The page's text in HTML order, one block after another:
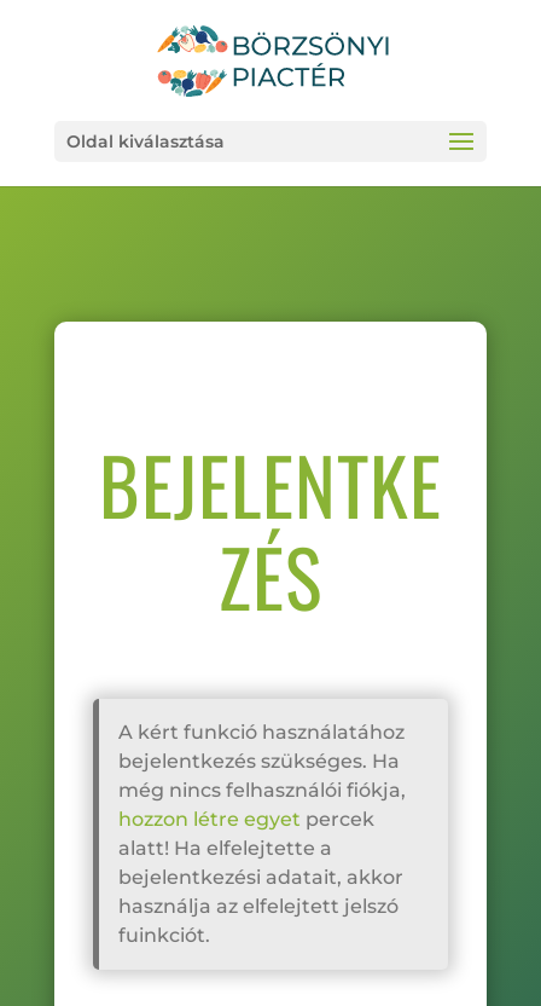
Oldal kiválasztása
BEJELENTKE
ZÉS
A kért funkció használatához
bejelentkezés szükséges. Ha
még nincs felhasználói fiókja,
hozzon létre egyet percek
alatt! Ha elfelejtette a
bejelentkezési adatait, akkor
használja az elfelejtett jelszó
fuinkciót.